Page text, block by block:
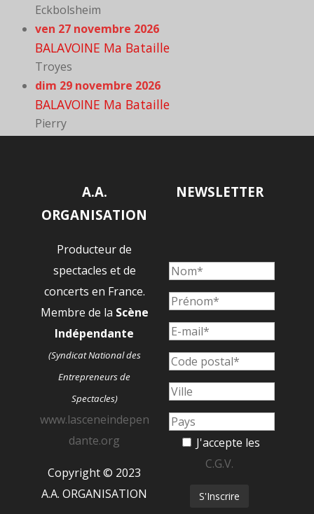
Eckbolsheim
ven 27 novembre 2026
BALAVOINE Ma Bataille
Troyes
dim 29 novembre 2026
BALAVOINE Ma Bataille
Pierry
A.A.
ORGANISATION
Producteur de
spectacles et de
concerts en France.
Membre de la Scène
Indépendante
(Syndicat National des
Entrepreneurs de
Spectacles)
www.lasceneindepen
dante.org
Copyright © 2023
A.A. ORGANISATION
NEWSLETTER
J'accepte les
C.G.V.